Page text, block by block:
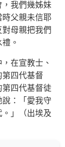
我們幾姊妹
父親未信耶
母親把我們
。
在宣教士、
四代基督
四代基督徒
：「愛我守
」（出埃及